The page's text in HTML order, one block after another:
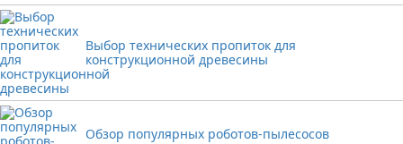
Выбор технических пропиток для
конструкционной древесины
Обзор популярных роботов-пылесосов